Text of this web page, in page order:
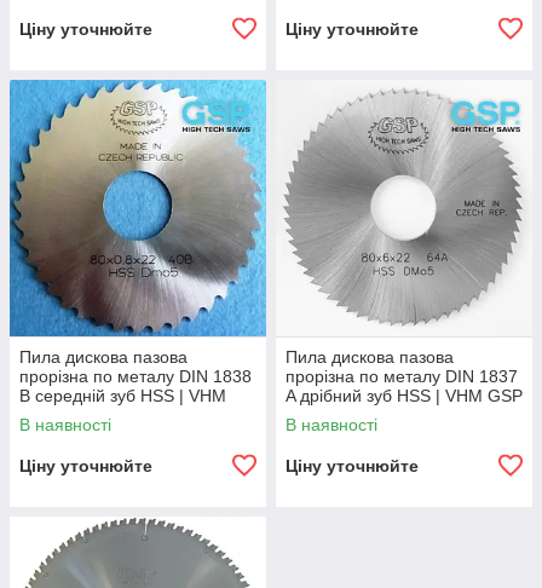
Ціну уточнюйте Ціну уточнюйте
Пила дискова пазова
прорізна по металу DIN 1838
B середній зуб HSS | VHM
GSP
В наявності
Ціну уточнюйте
Пила дискова пазова
прорізна по металу DIN 1837
A дрібний зуб HSS | VHM GSP
В наявності
Ціну уточнюйте